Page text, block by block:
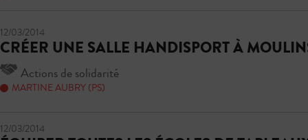
12/03/2014
CRÉER UNE SALLE HANDISPORT À
Actions de solidarité
MARTINE AUBRY (PS)
12/03/2014